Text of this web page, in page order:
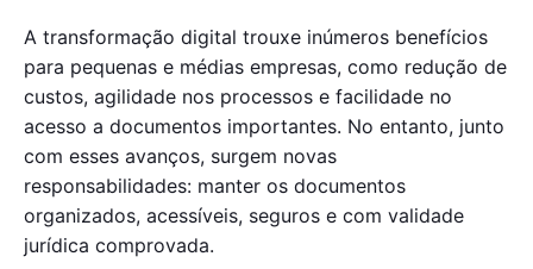
A transformação digital trouxe inúmeros benefícios
para pequenas e médias empresas, como redução de
custos, agilidade nos processos e facilidade no
acesso a documentos importantes. No entanto, junto
com esses avanços, surgem novas
responsabilidades: manter os documentos
organizados, acessíveis, seguros e com validade
jurídica comprovada.